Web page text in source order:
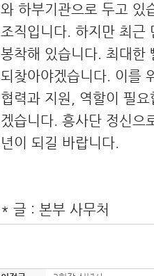
와 하부기관으로 두고 있
조직입니다. 하지만 최근
봉착해 있습니다. 최대한
되찾아야겠습니다. 이를
협력과 지원, 역할이 필
겠습니다. 흥사단 정신으
년이 되길 바랍니다.
* 글 : 본부 사무처